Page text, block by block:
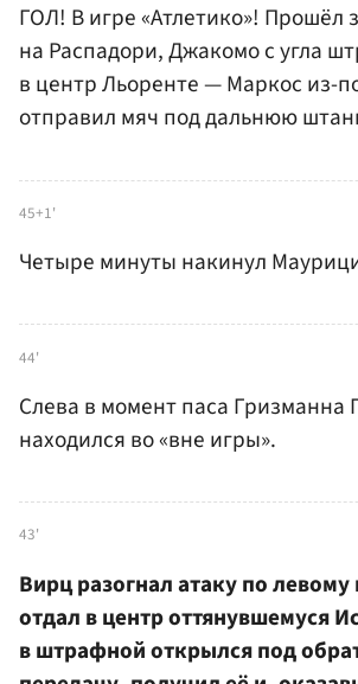
ГОЛ! В игре «Атлетико»! Прошёл
на Распадори, Джакомо с угла
в центр Льоренте — Маркос из-
отправил мяч под дальнюю
45+1'
Четыре минуты накинул
44'
Слева в момент паса Гризманна
находился во «вне игры».
43'
Вирц разогнал атаку по
отдал в центр оттянувшемуся
в штрафной открылся под